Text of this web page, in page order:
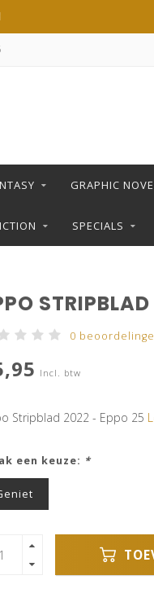
GRAPHIC
SPECIALS
0
Incl. btw
Stripblad 2022 - Eppo 25
een keuze: *